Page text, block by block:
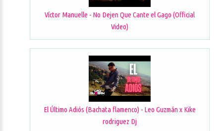
Víctor Manuelle - No Dejen Que Cante el Gago (Official
Video)
El Último Adiós (Bachata flamenco) - Leo Guzmán x Kike
rodriguez Dj